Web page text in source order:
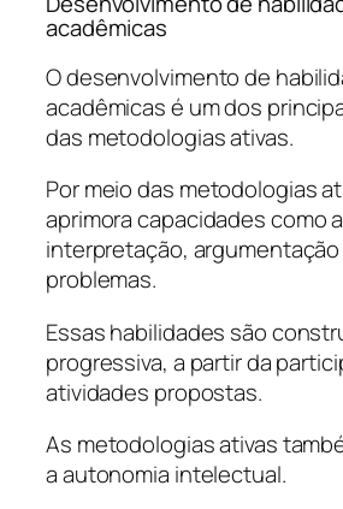
acadêmicas
O desenvolvimento de
acadêmicas é um dos
das metodologias ativas.
Por meio das metodologias
aprimora capacidades como
interpretação,
problemas.
Essas habilidades são
progressiva, a partir da
atividades propostas.
As metodologias ativas
a autonomia intelectual.